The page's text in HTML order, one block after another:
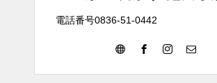
電話番号0836-51-0442